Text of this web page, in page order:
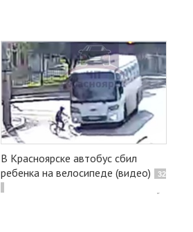
В Красноярске автобус сбил
ребенка на велосипеде (видео)
32